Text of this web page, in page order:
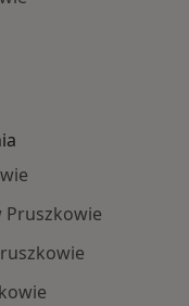
Pruszkowie